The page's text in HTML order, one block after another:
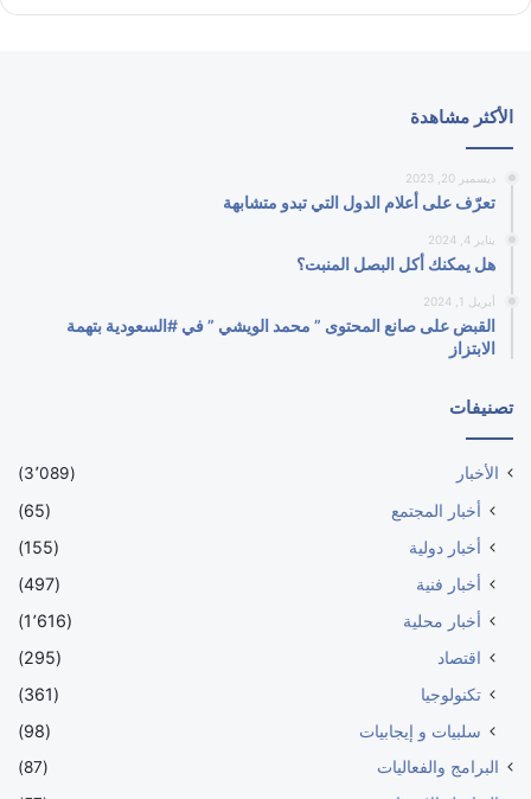
الأكثر مشاهدة
ديسمبر 20, 2023
تعرّف على أعلام الدول التي تبدو متشابهة
يناير 4, 2024
هل يمكنك أكل البصل المنبت؟
أبريل 1, 2024
القبض على صانع المحتوى ” محمد الويشي ” في #السعودية بتهمة
الابتزاز
تصنيفات
الأخبار (3٬089)
أخبار المجتمع
(65)
أخبار دولية
(155)
أخبار فنية
(497)
أخبار محلية
(1٬616)
اقتصاد
(295)
تكنولوجيا
(361)
سلبيات و إيجابيات
(98)
البرامج والفعاليات
(87)